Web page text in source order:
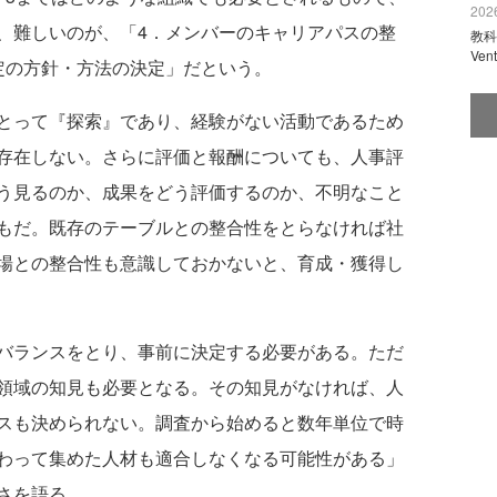
難しいのが、「4．メンバーのキャリアパスの整
方針・方法の決定」だという。
て『探索』であり、経験がない活動であるため
在しない。さらに評価と報酬についても、人事評
るのか、成果をどう評価するのか、不明なこと
だ。既存のテーブルとの整合性をとらなければ社
との整合性も意識しておかないと、育成・獲得し
ンスをとり、事前に決定する必要がある。ただ
域の知見も必要となる。その知見がなければ、人
も決められない。調査から始めると数年単位で時
て集めた人材も適合しなくなる可能性がある」
教